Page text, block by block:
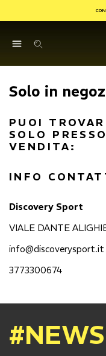
Solo in
PUOI
SOLO
VENDITA:
INFO
Discovery Sport
VIALE DANTE
info@discoverysport.it
3773300674